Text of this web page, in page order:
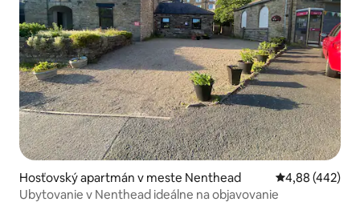
Hosťovský apartmán v meste Nenthead Priemerné
4,88 (442)
Ubytovanie v Nenthead ideálne na objavovanie